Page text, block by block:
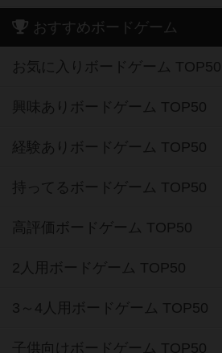
おすすめボードゲーム
お気に入りボードゲーム TOP50
興味ありボードゲーム TOP50
経験ありボードゲーム TOP50
持ってるボードゲーム TOP50
高評価ボードゲーム TOP50
2人用ボードゲーム TOP50
3～4人用ボードゲーム TOP50
子供向けボードゲーム TOP50